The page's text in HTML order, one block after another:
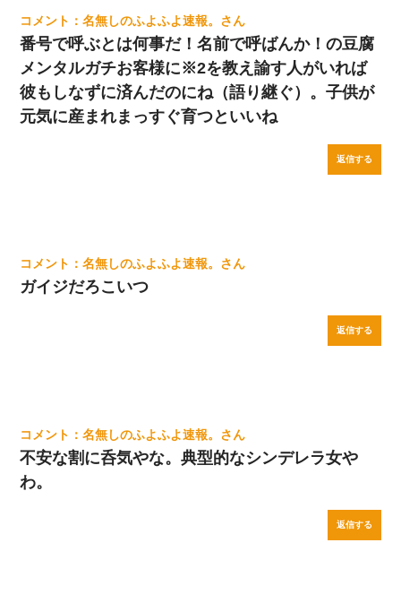
名無しのふよふよ速報。
番号で呼ぶとは何事だ！名前で呼ばんか！の豆腐
メンタルガチお客様に※2を教え諭す人がいれば
彼もしなずに済んだのにね（語り継ぐ）。子供が
元気に産まれまっすぐ育つといいね
返信する
名無しのふよふよ速報。
ガイジだろこいつ
返信する
名無しのふよふよ速報。
不安な割に呑気やな。典型的なシンデレラ女や
わ。
返信する